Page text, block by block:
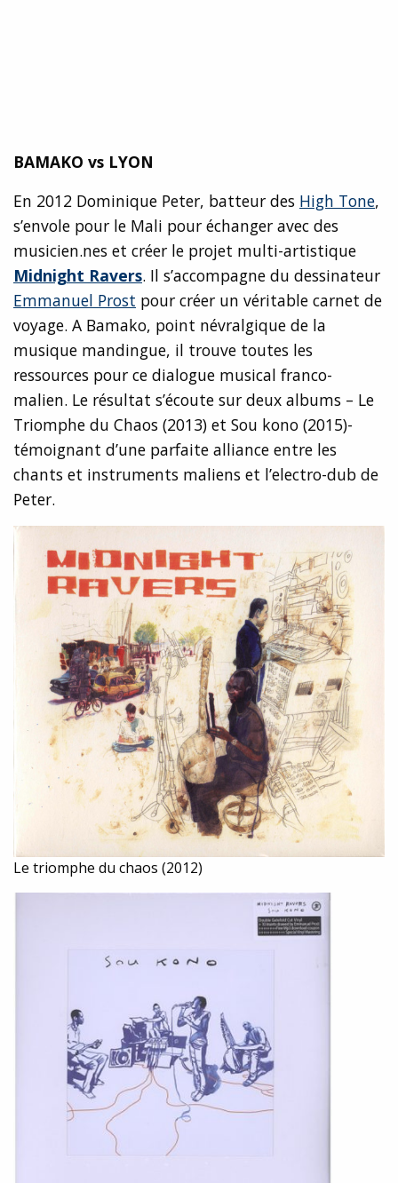
BAMAKO vs LYON
En 2012 Dominique Peter, batteur des High Tone,
s’envole pour le Mali pour échanger avec des
musicien.nes et créer le projet multi-artistique
Midnight Ravers. Il s’accompagne du dessinateur
Emmanuel Prost pour créer un véritable carnet de
voyage. A Bamako, point névralgique de la
musique mandingue, il trouve toutes les
ressources pour ce dialogue musical franco-
malien. Le résultat s’écoute sur deux albums – Le
Triomphe du Chaos (2013) et Sou kono (2015)-
témoignant d’une parfaite alliance entre les
chants et instruments maliens et l’electro-dub de
Peter.
Le triomphe du chaos (2012)